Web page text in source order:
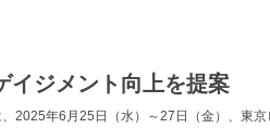
イジメント向上を提案
2025年6月25日（水）～27日（金）、東